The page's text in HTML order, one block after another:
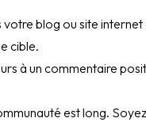
blog ou site
cible.
à un commentaire
est long.